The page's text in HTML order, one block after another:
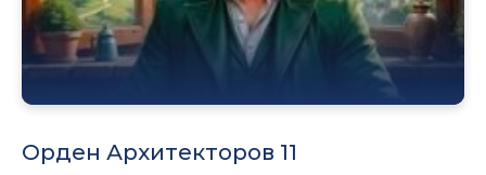
Орден Архитекторов 11